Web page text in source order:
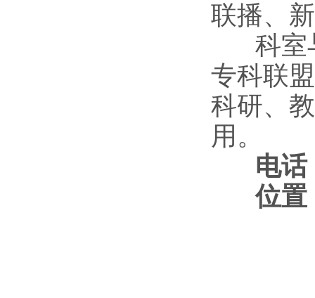
联播、
科室与
专科联
科研、
用。
电话
位置